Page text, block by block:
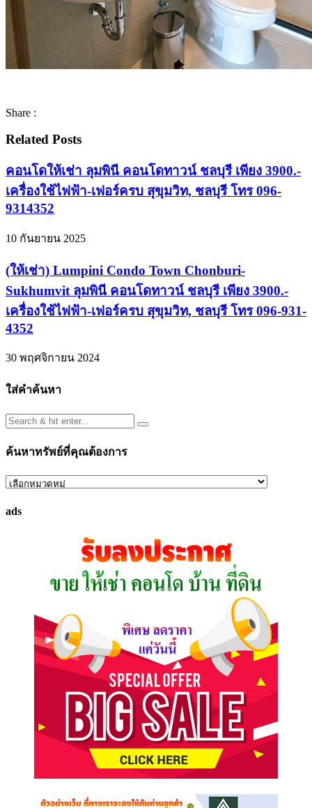
Share :
Related Posts
คอนโดให้เช่า ลุมพินี คอนโดทาวน์ ชลบุรี เพียง 3900.-
เครื่องใช้ไฟฟ้า-เฟอร์ครบ สุขุมวิท, ชลบุรี โทร 096-
9314352
10 กันยายน 2025
(ให้เช่า) Lumpini Condo Town Chonburi-
Sukhumvit ลุมพินี คอนโดทาวน์ ชลบุรี เพียง 3900.-
เครื่องใช้ไฟฟ้า-เฟอร์ครบ สุขุมวิท, ชลบุรี โทร 096-931-
4352
30 พฤศจิกายน 2024
ใส่คำค้นหา
ค้นหาทรัพย์ที่คุณต้องการ
ค้นหา
ที่
ads